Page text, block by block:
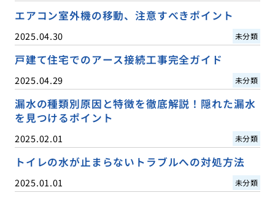
エアコン室外機の移動、注意すべきポイント
2025.04.30 未分類
戸建て住宅でのアース接続工事完全ガイド
2025.04.29 未分類
漏水の種類別原因と特徴を徹底解説！隠れた漏水
を見つけるポイント
2025.02.01 未分類
トイレの水が止まらないトラブルへの対処方法
2025.01.01 未分類